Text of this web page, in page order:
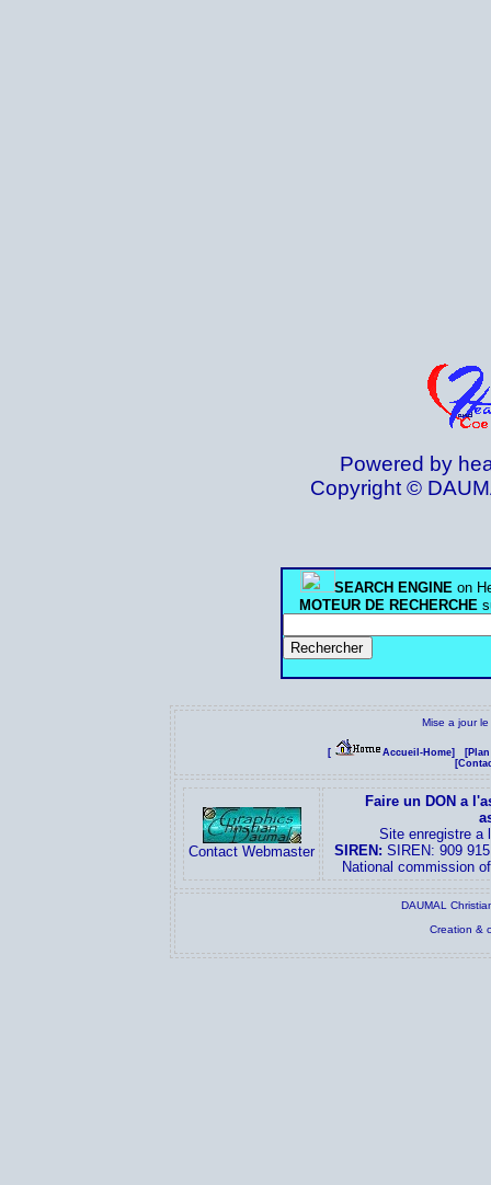
Powered by
Copyright ©
SEARCH ENGINE on
MOTEUR DE RECHERCHE
Mise a jour le
[ Accueil-Home]
Contact Webmaster
Faire un DON a
Site enregistre a
SIREN: SIREN: 909
National commission
DAUMAL
Creation &